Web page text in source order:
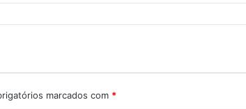
marcados com *